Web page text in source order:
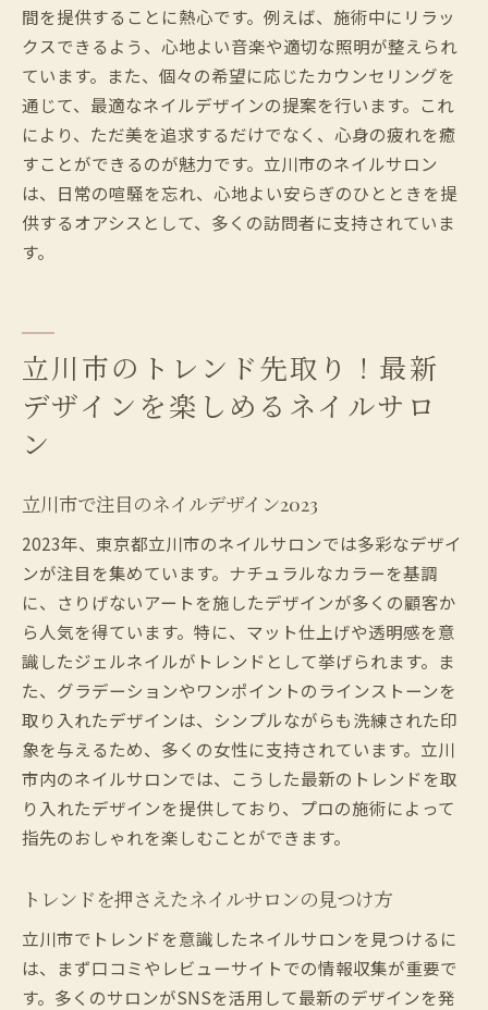
間を提供することに熱心です。例えば、施術中にリラッ
クスできるよう、心地よい音楽や適切な照明が整えられ
ています。また、個々の希望に応じたカウンセリングを
通じて、最適なネイルデザインの提案を行います。これ
により、ただ美を追求するだけでなく、心身の疲れを癒
すことができるのが魅力です。立川市のネイルサロン
は、日常の喧騒を忘れ、心地よい安らぎのひとときを提
供するオアシスとして、多くの訪問者に支持されていま
す。
立川市のトレンド先取り！最新
デザインを楽しめるネイルサロ
ン
立川市で注目のネイルデザイン2023
2023年、東京都立川市のネイルサロンでは多彩なデザイ
ンが注目を集めています。ナチュラルなカラーを基調
に、さりげないアートを施したデザインが多くの顧客か
ら人気を得ています。特に、マット仕上げや透明感を意
識したジェルネイルがトレンドとして挙げられます。ま
た、グラデーションやワンポイントのラインストーンを
取り入れたデザインは、シンプルながらも洗練された印
象を与えるため、多くの女性に支持されています。立川
市内のネイルサロンでは、こうした最新のトレンドを取
り入れたデザインを提供しており、プロの施術によって
指先のおしゃれを楽しむことができます。
トレンドを押さえたネイルサロンの見つけ方
立川市でトレンドを意識したネイルサロンを見つけるに
は、まず口コミやレビューサイトでの情報収集が重要で
す。多くのサロンがSNSを活用して最新のデザインを発